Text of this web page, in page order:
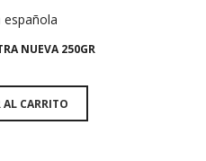
NUEVA 250GR
CARRITO